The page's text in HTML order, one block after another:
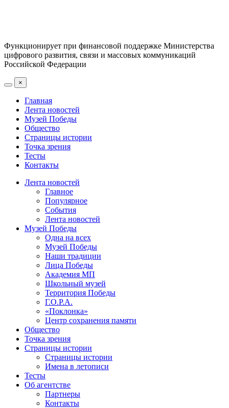
Функционирует при финансовой поддержке Министерства
цифрового развития, связи и массовых коммуникаций
Российской Федерации
×
Главная
Лента новостей
Музей Победы
Общество
Страницы истории
Точка зрения
Тесты
Контакты
Лента новостей
Главное
Популярное
События
Лента новостей
Музей Победы
Одна на всех
Музей Победы
Наши традиции
Лица Победы
Академия МП
Школьный музей
Территория Победы
Г.О.Р.А.
«Поклонка»
Центр сохранения памяти
Общество
Точка зрения
Страницы истории
Страницы истории
Имена в летописи
Тесты
Об агентстве
Партнеры
Контакты